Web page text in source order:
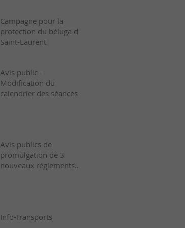
Campagne pour la
protection du béluga du
Saint-Laurent
Avis public -
Modification du
calendrier des séances
Avis publics de
promulgation de 3
nouveaux règlements
Info-Transports